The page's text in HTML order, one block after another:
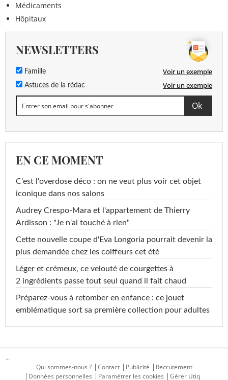
Médicaments
Hôpitaux
NEWSLETTERS
Famille Voir un exemple
Astuces de la rédac Voir un exemple
EN CE MOMENT
C'est l'overdose déco : on ne veut plus voir cet objet
iconique dans nos salons
Audrey Crespo-Mara et l'appartement de Thierry
Ardisson : "Je n'ai touché à rien"
Cette nouvelle coupe d'Eva Longoria pourrait devenir la
plus demandée chez les coiffeurs cet été
Léger et crémeux, ce velouté de courgettes à
2 ingrédients passe tout seul quand il fait chaud
Préparez-vous à retomber en enfance : ce jouet
emblématique sort sa première collection pour adultes
...
Qui sommes-nous ?
Contact Publicité
Recrutement
Données personnelles
Paramétrer les cookies Gérer Utiq